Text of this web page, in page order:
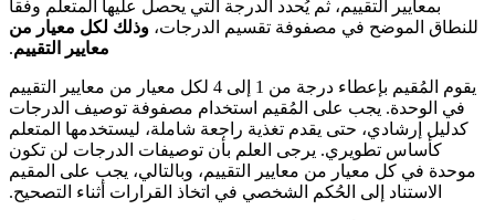
بمعايير التقييم، ثم يُحدد الدرجة التي يحصل عليها المتعلم وفقاً
للنطاق الموضح في مصفوفة تقسيم الدرجات، وذلك لكل معيار من
معايير التقييم.
يقوم المُقيم بإعطاء درجة من 1 إلى 4 لكل معيار من معايير التقييم
في الوحدة. يجب على المُقيم استخدام مصفوفة توصيف الدرجات
كدليل إرشادي، حتى يقدم تغذية راجعة شاملة، ليستخدمها المتعلم
كأساس تطويري. يرجى العلم بأن توصيفات الدرجات لن تكون
موحدة في كل معيار من معايير التقييم، وبالتالي، يجب على المقيم
الاستناد إلى الحُكم الشخصي في اتخاذ القرارات أثناء التصحيح.